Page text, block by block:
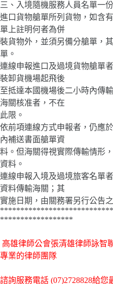
三、入境隨機服務人員名單一份
進口貨物艙單所列貨物，如含
單上註明何者為併
裝貨物外，並須另備分艙單，
單。
連線申報進口及過境貨物艙單
裝卸貨機場起飛後
至抵達本國機場後二小時內傳
海關核准者，不在
此限。
依前項連線方式申報者，仍應
內補送書面艙單資
料。但海關得視實際傳輸情形
資料。
連線申報入境及過境旅客名單
資料傳輸海關；其
實施日期，由關務署另行公告之
******************
高雄律師公會張清雄律師詠智
專業的律師團隊
諮詢服務電話 (07)2728828給